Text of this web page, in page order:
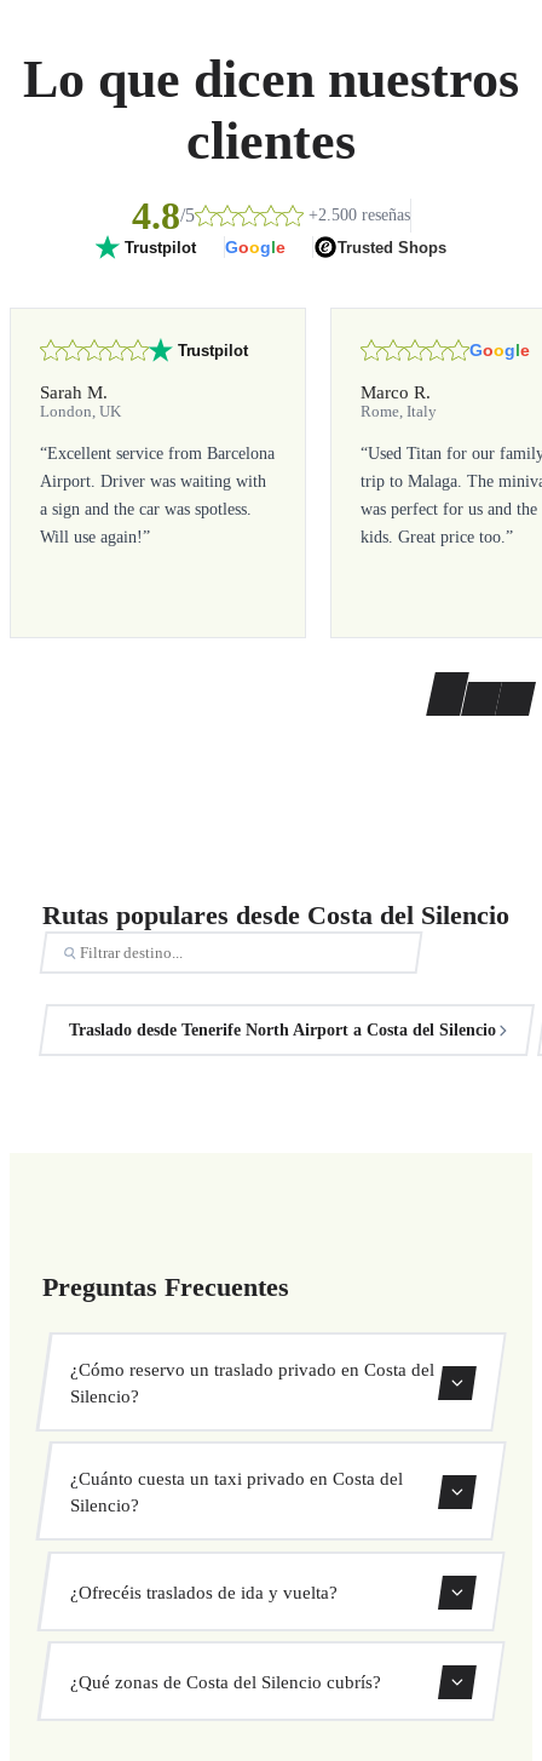
Lo que dicen nuestros
clientes
4.8/5 +2.500 reseñas
Trustpilot Google Trusted Shops
Trustpilot
Sarah M.
London, UK
“Excellent service from Barcelona
Airport. Driver was waiting with
a sign and the car was spotless.
Will use again!”
Google
Marco R.
Rome, Italy
“Used Titan for our
trip to Malaga. The
was perfect for us and the
kids. Great price too.”
Rutas populares desde Costa del Silencio
Traslado desde Tenerife North Airport a Costa del Silencio
Preguntas Frecuentes
¿Cómo reservo un traslado privado en Costa del
Silencio?
tu traslado al instante. Elige recogida y destino, selecciona
¿Cuánto cuesta un taxi privado en Costa del
Silencio?
precio fijo cerrado antes de salir. Sin cargos ocultos ni
sorpresas. Consulta tu precio al instante en el formulario.
¿Ofrecéis traslados de ida y vuelta?
directamente desde nuestro sistema de reservas.
¿Qué zonas de Costa del Silencio cubrís?